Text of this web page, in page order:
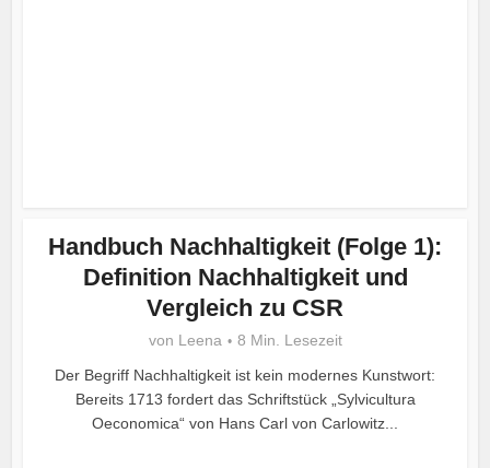
Handbuch Nachhaltigkeit (Folge 1):
Definition Nachhaltigkeit und
Vergleich zu CSR
von Leena
8 Min. Lesezeit
Der Begriff Nachhaltigkeit ist kein modernes Kunstwort:
Bereits 1713 fordert das Schriftstück „Sylvicultura
Oeconomica“ von Hans Carl von Carlowitz...